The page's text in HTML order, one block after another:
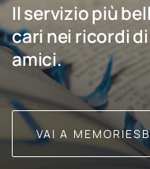
Il servizio più
cari nei ricordi
amici.
VAI A